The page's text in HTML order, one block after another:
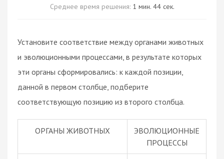
Среднее время решения: 1 мин. 44 сек.
Установите соответствие между органами животных
и эволюционными процессами, в результате которых
эти органы сформировались: к каждой позиции,
данной в первом столбце, подберите
соответствующую позицию из второго столбца.
ОРГАНЫ ЖИВОТНЫХ
ЭВОЛЮЦИОННЫЕ
ПРОЦЕССЫ